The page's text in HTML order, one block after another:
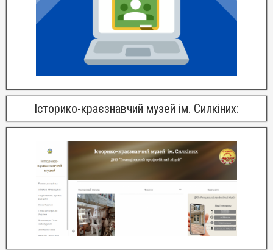
Історико-краєзнавчий музей ім. Силкіних: